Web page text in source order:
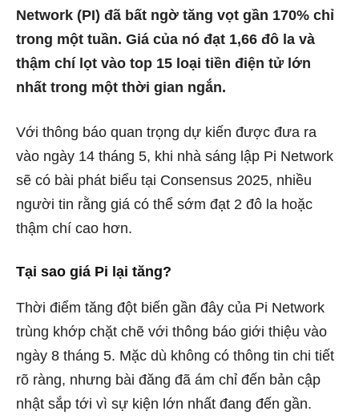
Network (PI) đã bất ngờ tăng vọt gần 170% chỉ
trong một tuần. Giá của nó đạt 1,66 đô la và
thậm chí lọt vào top 15 loại tiền điện tử lớn
nhất trong một thời gian ngắn.
Với thông báo quan trọng dự kiến ​​được đưa ra
vào ngày 14 tháng 5, khi nhà sáng lập Pi Network
sẽ có bài phát biểu tại Consensus 2025, nhiều
người tin rằng giá có thể sớm đạt 2 đô la hoặc
thậm chí cao hơn.
Tại sao giá Pi lại tăng?
Thời điểm tăng đột biến gần đây của Pi Network
trùng khớp chặt chẽ với thông báo giới thiệu vào
ngày 8 tháng 5. Mặc dù không có thông tin chi tiết
rõ ràng, nhưng bài đăng đã ám chỉ đến bản cập
nhật sắp tới vì sự kiện lớn nhất đang đến gần.